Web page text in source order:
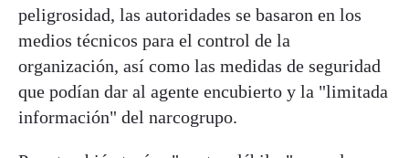
peligrosidad, las autoridades se basaron en los
medios técnicos para el control de la
organización, así como las medidas de seguridad
que podían dar al agente encubierto y la "limitada
información" del narcogrupo.